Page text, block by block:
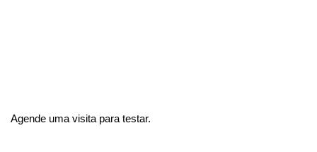
Agende uma visita para testar.